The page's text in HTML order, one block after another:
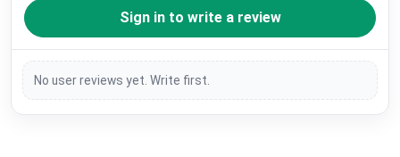
Sign in to write a review
No user reviews yet. Write first.